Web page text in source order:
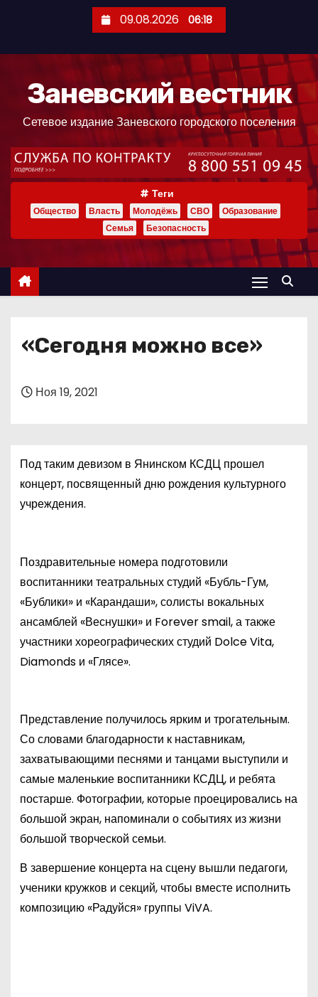
ж
09.08.2026 06:18
Заневский вестник
Сетевое издание Заневского городского поселения
Теги
Общество Власть Молодёжь СВО
Образование
Семья
Безопасность
«Сегодня можно все»
Ноя 19, 2021
Под таким девизом в Янинском КСДЦ прошел
концерт, посвященный дню рождения культурного
учреждения.
Поздравительные номера подготовили
воспитанники театральных студий «Бубль-Гум,
«Бублики» и «Карандаши», солисты вокальных
ансамблей «Веснушки» и Forever smail, а также
участники хореографических студий Dolce Vita,
Diamonds и «Глясе».
Представление получилось ярким и трогательным.
Со словами благодарности к наставникам,
захватывающими песнями и танцами выступили и
самые маленькие воспитанники КСДЦ, и ребята
постарше. Фотографии, которые проецировались на
большой экран, напоминали о событиях из жизни
большой творческой семьи.
В завершение концерта на сцену вышли педагоги,
ученики кружков и секций, чтобы вместе исполнить
композицию «Радуйся» группы ViVA.